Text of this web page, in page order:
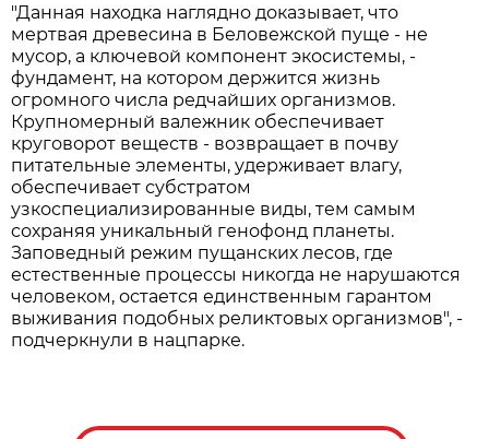
"Данная находка наглядно доказывает, что
мертвая древесина в Беловежской пуще - не
мусор, а ключевой компонент экосистемы, -
фундамент, на котором держится жизнь
огромного числа редчайших организмов.
Крупномерный валежник обеспечивает
круговорот веществ - возвращает в почву
питательные элементы, удерживает влагу,
обеспечивает субстратом
узкоспециализированные виды, тем самым
сохраняя уникальный генофонд планеты.
Заповедный режим пущанских лесов, где
естественные процессы никогда не нарушаются
человеком, остается единственным гарантом
выживания подобных реликтовых организмов", -
подчеркнули в нацпарке.